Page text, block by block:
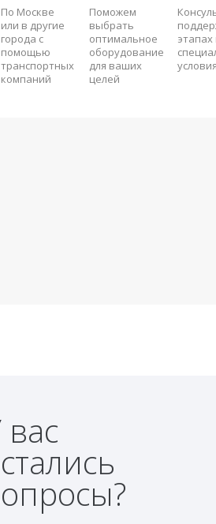
По Москве
или в другие
города с
помощью
транспортных
компаний
Поможем
выбрать
оптимальное
оборудование
для ваших
целей
этапах